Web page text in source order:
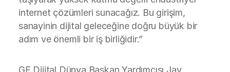
internet çözümleri sunacağız. Bu girişim,
sanayinin dijital geleceğine doğru büyük bir
adım ve önemli bir iş birliğidir.”
GE Dijital Dünya Başkan Yardımcısı Jay